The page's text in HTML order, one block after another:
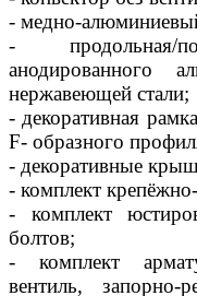
- медно-
- продольная/
анодированного
нержавеющей стали;
- декоративная
F- образного
- декоративные
- комплект
- комплект
болтов;
- комплект
вентиль, запорно-